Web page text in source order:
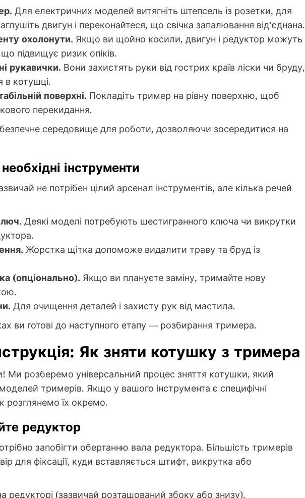
Для електричних моделей витягніть штепсель із розетки, для
двигун і переконайтеся, що свічка запалювання від’єднана.
охолонути. Якщо ви щойно косили, двигун і редуктор можуть
підвищує ризик опіків.
рукавички. Вони захистять руки від гострих країв ліски чи бруду,
в котушці.
поверхні. Покладіть тример на рівну поверхню, щоб
перекидання.
безпечне середовище для роботи, дозволяючи зосередитися на
інструменти
не потрібен цілий арсенал інструментів, але кілька речей
Деякі моделі потребують шестигранного ключа чи викрутки
Жорстка щітка допоможе видалити траву та бруд із
(опціонально). Якщо ви плануєте заміну, тримайте нову
Для очищення деталей і захисту рук від мастила.
ви готові до наступного етапу — розбирання тримера.
Як зняти котушку з тримера
Ми розберемо універсальний процес зняття котушки, який
моделей тримерів. Якщо у вашого інструмента є специфічні
розглянемо їх окремо.
редуктор
запобігти обертанню вала редуктора. Більшість тримерів
для фіксації, куди вставляється штифт, викрутка або
редукторі (зазвичай розташований збоку або знизу).